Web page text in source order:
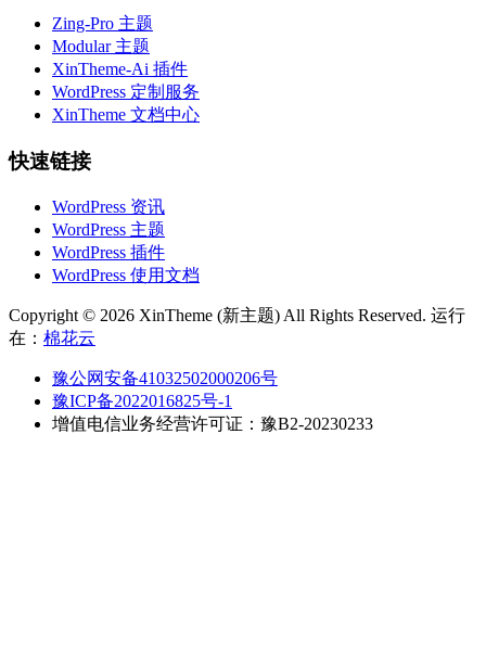
Zing-Pro 主题
Modular 主题
XinTheme-Ai 插件
WordPress 定制服务
XinTheme 文档中心
快速链接
WordPress 资讯
WordPress 主题
WordPress 插件
WordPress 使用文档
Copyright © 2026 XinTheme (新主题) All Rights Reserved. 运行
在： 棉花云
豫公网安备41032502000206号
豫ICP备2022016825号-1
增值电信业务经营许可证：豫B2-20230233